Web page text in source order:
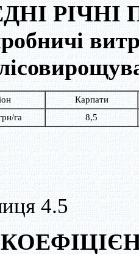
РІЧНІ
Карпати
га
8,5
4.5